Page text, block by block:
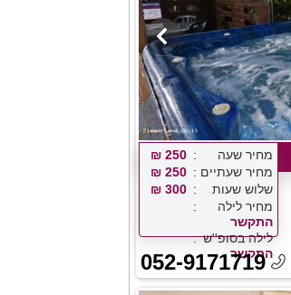
מחיר שעה
250 ₪
מחיר שעתיים
250 ₪
שלוש שעות
300 ₪
מחיר לילה
התקשר
לילה בסופ''ש
התקשר
052-9171719